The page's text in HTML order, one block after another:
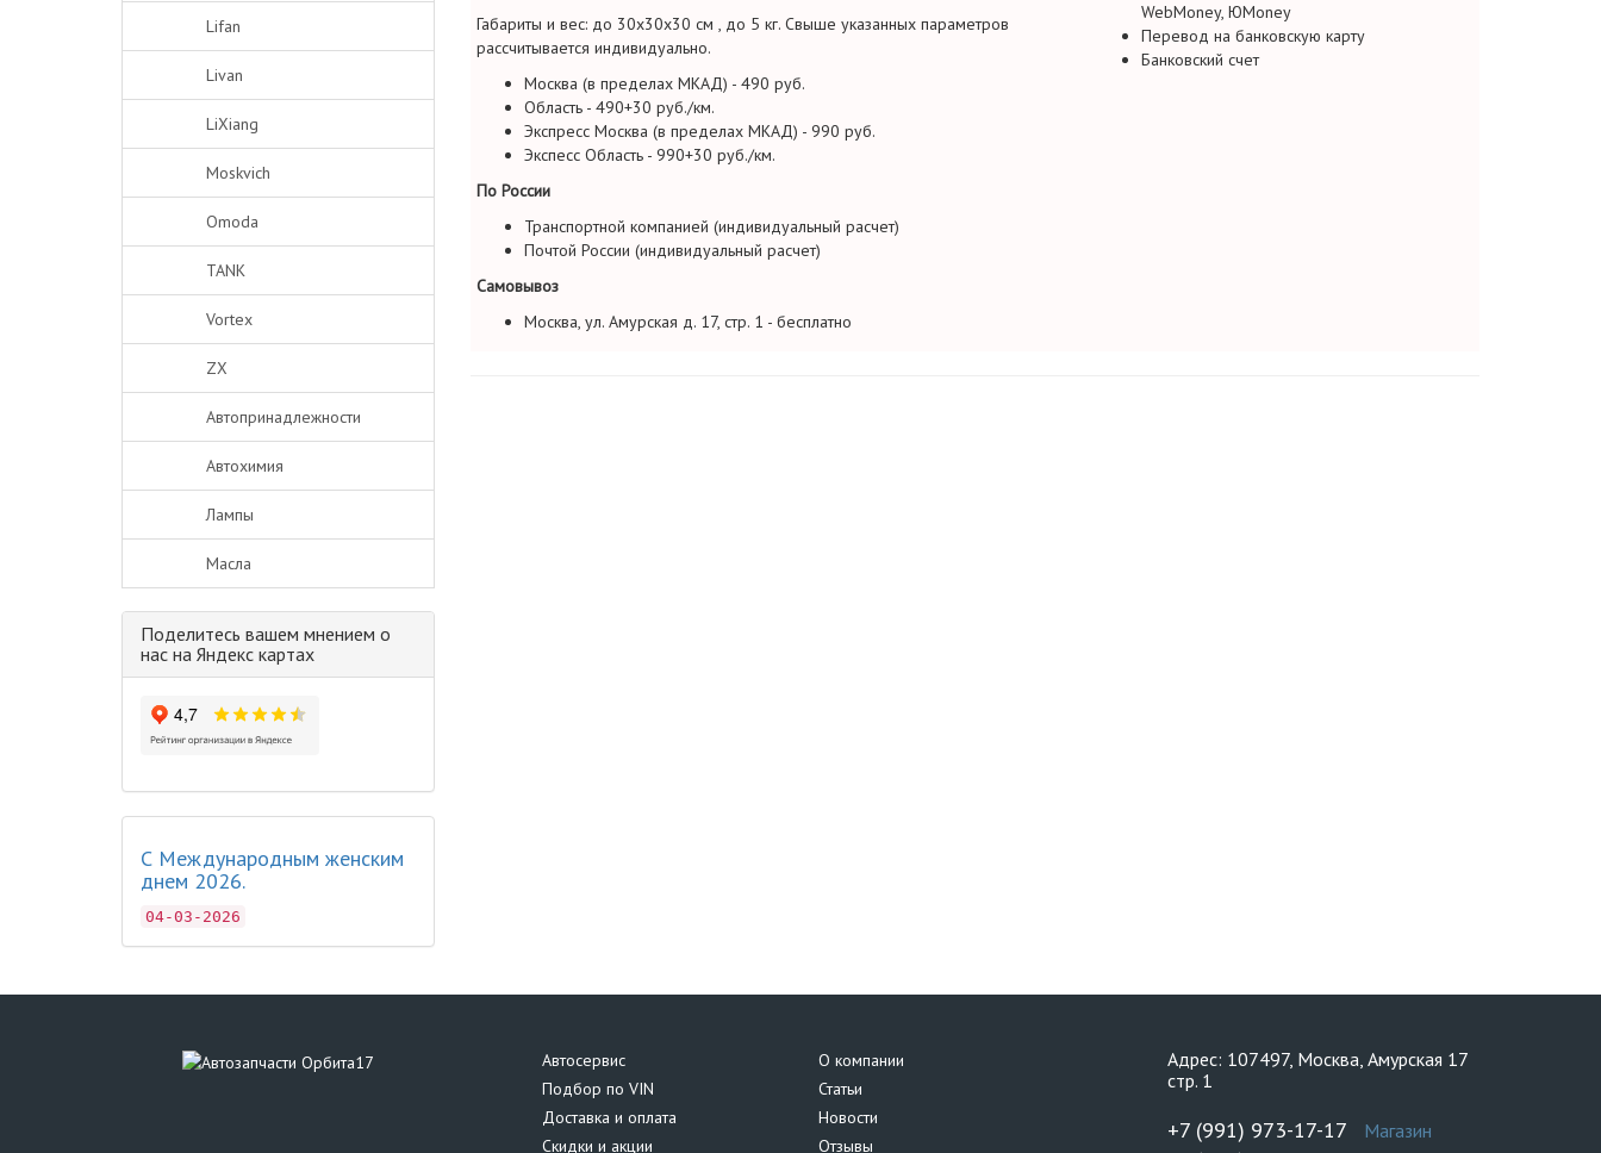
Lifan
Livan
LiXiang
Moskvich
Omoda
TANK
Vortex
ZX
Автопринадлежности
Автохимия
Лампы
Масла
Поделитесь вашем мнением о
нас на Яндекс картах
С Международным женским
днем 2026.
04-03-2026
Габариты и вес: до 30х30х30 см , до 5 кг. Свыше указанных параметров
рассчитывается индивидуально.
Москва (в пределах МКАД) - 490 руб.
Область - 490+30 руб./км.
Экспресс Москва (в пределах МКАД) - 990 руб.
Экспесс Область - 990+30 руб./км.
По России
Транспортной компанией (индивидуальный расчет)
Почтой России (индивидуальный расчет)
Самовывоз
Москва, ул. Амурская д. 17, стр. 1 - бесплатно
WebMoney, ЮMoney
Перевод на банковскую карту
Банковский счет
Автосервис
Подбор по VIN
Доставка и оплата
Скидки и акции
О компании
Статьи
Новости
Отзывы
Адрес: 107497, Москва, Амурская 17
стр. 1
+7 (991) 973-17-17 Магазин